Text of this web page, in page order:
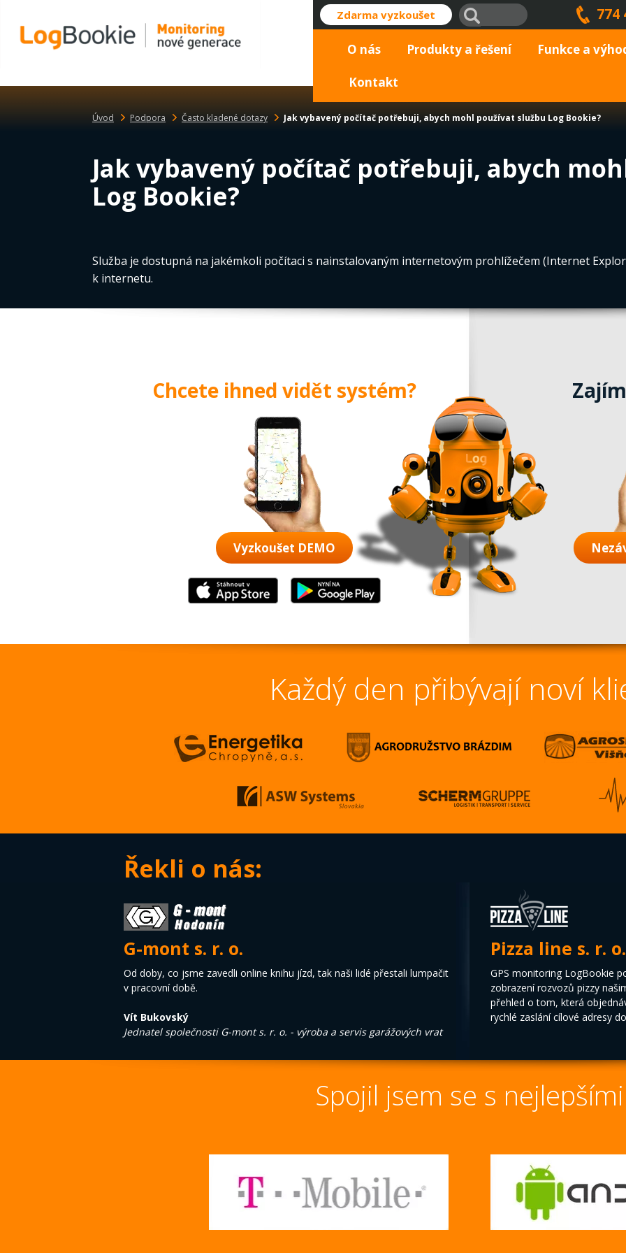
Zdarma vyzkoušet 774
O nás Produkty a řešení Funkce a
Kontakt
Úvod Podpora Často kladené dotazy Jak vybavený počítač potřebuji, abych mohl používat službu Log Bookie?
Jak vybavený počítač potřebuji, abych
Log Bookie?
Služba je dostupná na jakémkoli počítaci s nainstalovaným internetovým prohlížečem (Internet
k internetu.
Chcete ihned vidět systém?
Vyzkoušet DEMO
Každý den přibývají noví
Řekli o nás:
G-mont s. r. o.
Od doby, co jsme zavedli online knihu jízd, tak naši lidé přestali lumpačit
v pracovní době.
Vít Bukovský
Jednatel společnosti G-mont s. r. o. - výroba a servis garážových vrat
Pizza line s. r. o.
GPS monitoring LogBookie
zobrazení rozvozů pizzy
přehled o tom, která
rychlé zaslání cílové adresy
Spojil jsem se s nejlepšími